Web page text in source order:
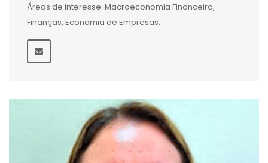
Áreas de interesse: Macroeconomia Financeira,
Finanças, Economia de Empresas.